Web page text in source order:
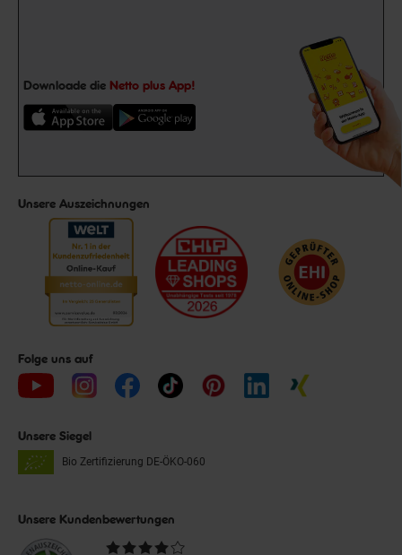
Downloade die Netto plus App!
Unsere Auszeichnungen
Folge uns auf
Unsere Siegel
Bio Zertifizierung DE-ÖKO-060
Unsere Kundenbewertungen
Durchschnittliche